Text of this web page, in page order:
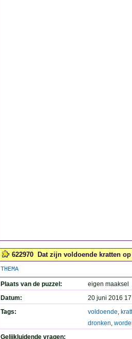
622970 Dat zijn voldoende kratten
THEMA
Plaats van de puzzel:
eigen maaksel
Datum:
20 juni 2016
Tags:
voldoende,
dronken,
Gelijkluidende vragen: